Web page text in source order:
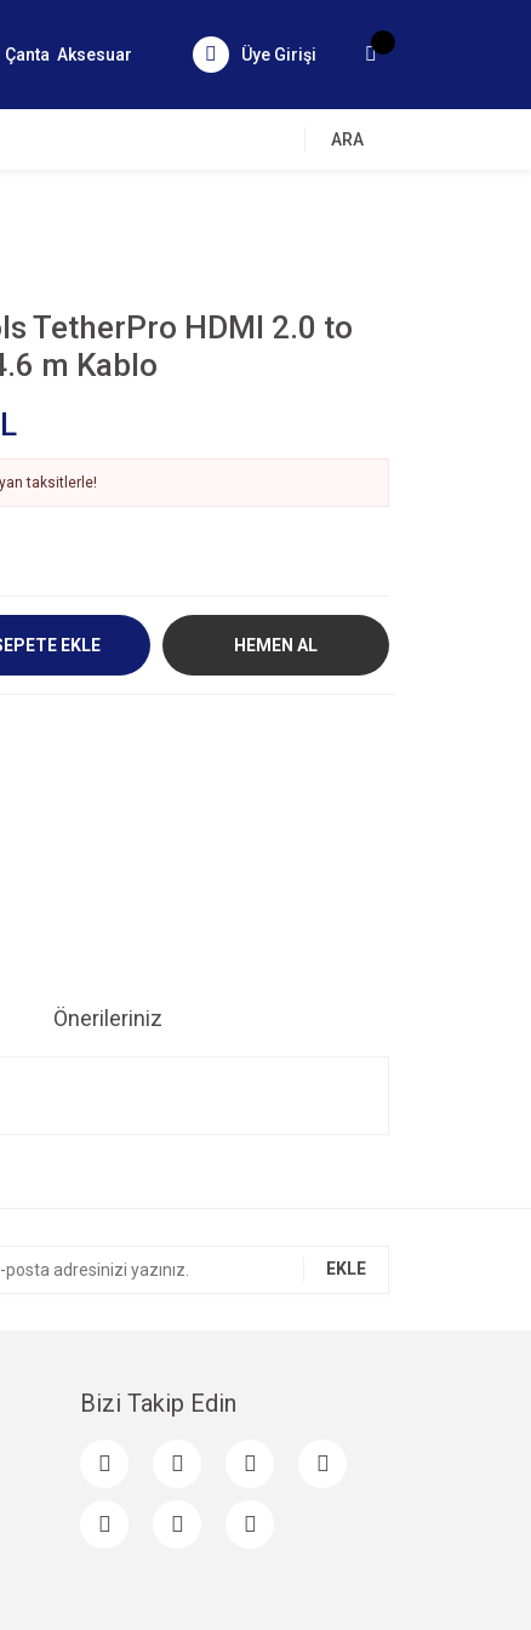
Çanta Aksesuar Üye Girişi
ARA
TetherPro HDMI 2.0 to
m Kablo
taksitlerle!
EKLE HEMEN AL
Önerileriniz
EKLE
Bizi Takip Edin